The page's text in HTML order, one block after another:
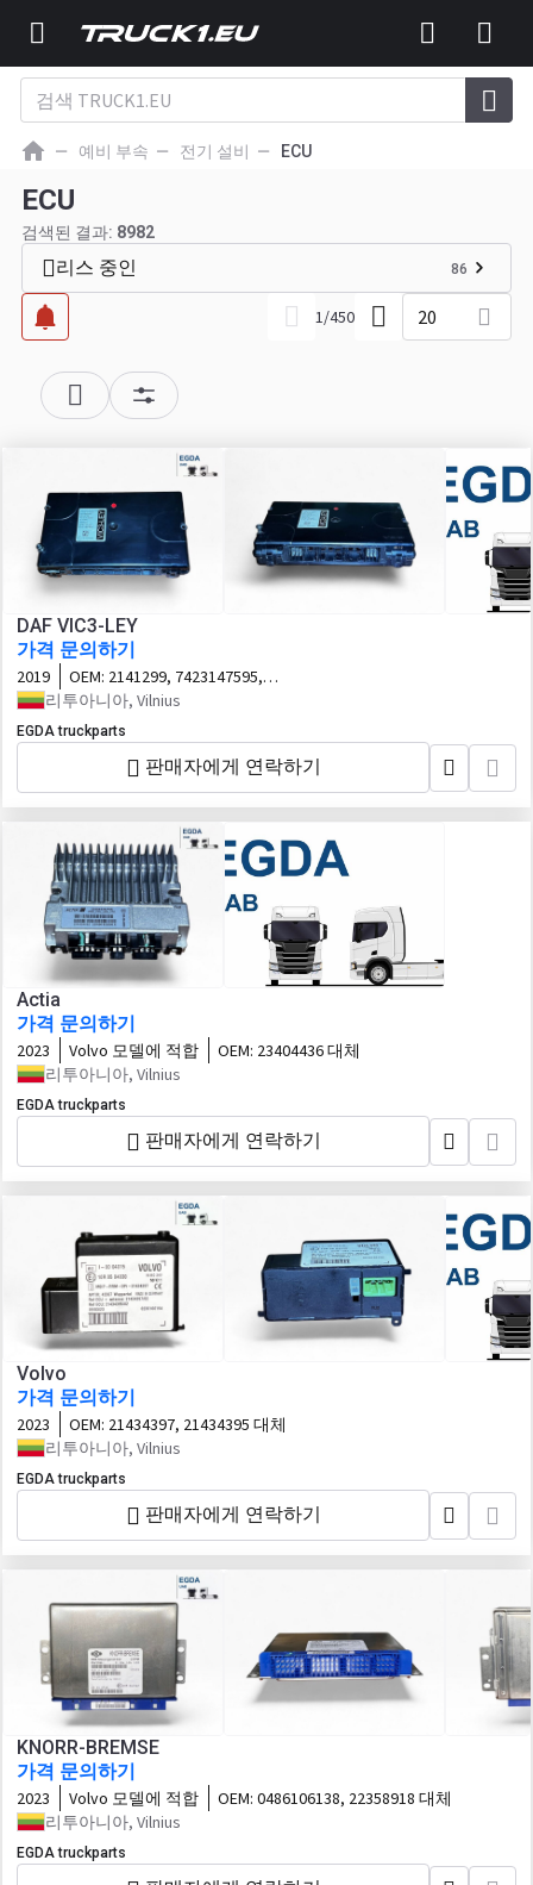
예비 부속 전기 설비 ECU
ECU
검색된 결과: 8982
리스 중인 86
1/450 20
DAF VIC3-LEY
가격 문의하기
2019 OEM: 2141299, 7423147595,
1365.1000020503 대체
리투아니아, Vilnius
EGDA truckparts
판매자에게 연락하기
Actia
가격 문의하기
2023 Volvo 모델에 적합 OEM: 23404436 대체
리투아니아, Vilnius
EGDA truckparts
판매자에게 연락하기
Volvo
가격 문의하기
2023 OEM: 21434397, 21434395 대체
리투아니아, Vilnius
EGDA truckparts
판매자에게 연락하기
KNORR-BREMSE
가격 문의하기
2023 Volvo 모델에 적합 OEM: 0486106138, 22358918 대체
리투아니아, Vilnius
EGDA truckparts